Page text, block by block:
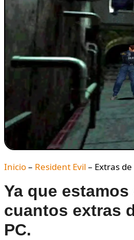
Inicio– Resident Evil – Extras
Ya que
cuantos extras
PC.